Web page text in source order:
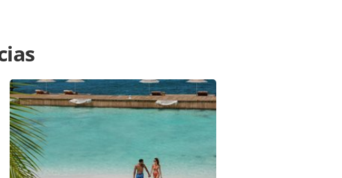
noticia-turismo/mercado/2015/01/brasileiro-tem-gasto-
viagens-de-verao_109039.html ou as ferramentas oferecidas na
produzido pela PANROTAS Editora é protegido pela legislação
autoral. Não reproduza o conteúdo sem autorização da